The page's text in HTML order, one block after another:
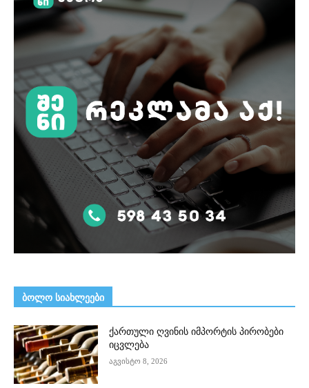
ᲑᲝᲚᲝ ᲡᲘᲐᲮᲚᲔᲔᲑᲘ
ქართული ღვინის იმპორტის პირობები
იცვლება
აგვისტო 8, 2026